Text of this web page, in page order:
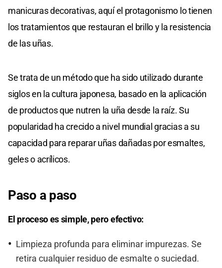
manicuras decorativas, aquí el protagonismo lo tienen
los tratamientos que restauran el brillo y la resistencia
de las uñas.
Se trata de un método que ha sido utilizado durante
siglos en la cultura japonesa, basado en la aplicación
de productos que nutren la uña desde la raíz. Su
popularidad ha crecido a nivel mundial gracias a su
capacidad para reparar uñas dañadas por esmaltes,
geles o acrílicos.
Paso a paso
El proceso es simple, pero efectivo:
Limpieza profunda para eliminar impurezas. Se
retira cualquier residuo de esmalte o suciedad.